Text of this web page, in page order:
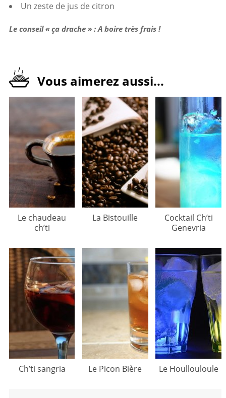
Un zeste de jus de citron
Le conseil « ça drache » : A boire très frais !
Vous aimerez aussi...
Le chaudeau
ch’ti
La Bistouille
Cocktail Ch’ti
Genevria
Ch’ti sangria Le Picon Bière Le Houllouloule